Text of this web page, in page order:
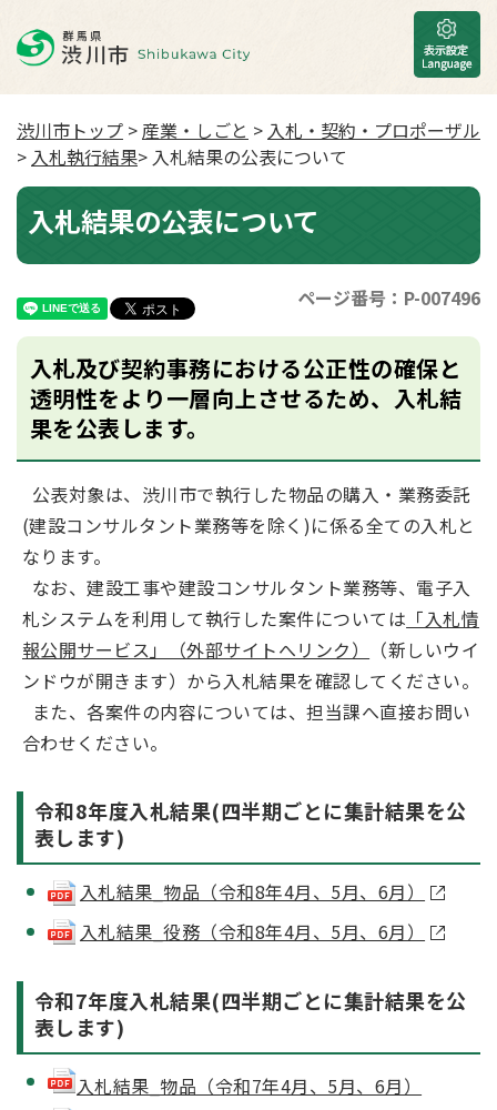
渋川市トップ >産業・しごと > 入札・契約・プロポーザル
> 入札執行結果> 入札結果の公表について
入札結果の公表について
ページ番号：P-007496
入札及び契約事務における公正性の確保と
透明性をより一層向上させるため、入札結
果を公表します。
公表対象は、渋川市で執行した物品の購入・業務委託
(建設コンサルタント業務等を除く)に係る全ての入札と
なります。
なお、建設工事や建設コンサルタント業務等、電子入
札システムを利用して執行した案件については 「入札情
報公開サービス」（外部サイトへリンク）
（新しいウイ
ンドウが開きます）から入札結果を確認してください。
また、各案件の内容については、担当課へ直接お問い
合わせください。
令和8年度入札結果(四半期ごとに集計結果を公
表します)
入札結果_物品（令和8年4月、5月、6月）
入札結果_役務（令和8年4月、5月、6月）
令和7年度入札結果(四半期ごとに集計結果を公
表します)
入札結果_物品（令和7年4月、5月、6月）